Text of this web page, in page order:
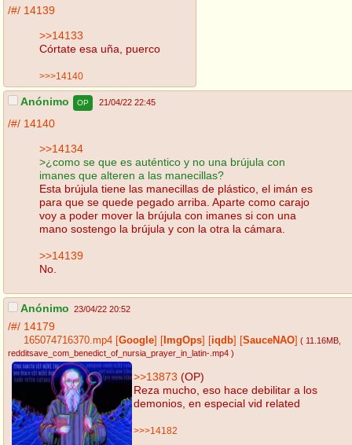
/#/ 14139
>>14133
Córtate esa uña, puerco
>>>14140
Anónimo OP 21/04/22 22:45
/#/ 14140
>>14134
>¿como se que es auténtico y no una brújula con
imanes que alteren a las manecillas?
Esta brújula tiene las manecillas de plástico, el imán es
para que se quede pegado arriba. Aparte como carajo
voy a poder mover la brújula con imanes si con una
mano sostengo la brújula y con la otra la cámara.
>>14139
No.
Anónimo 23/04/22 20:52
/#/ 14179
165074716370.mp4 Google ImgOps iqdb SauceNAO ( 11.16MB
redditsave_com_benedict_of_nursia_prayer_in_latin-.mp4 )
>>13873 (OP)
Reza mucho, eso hace debilitar a los
demonios, en especial vid related
>>>14182